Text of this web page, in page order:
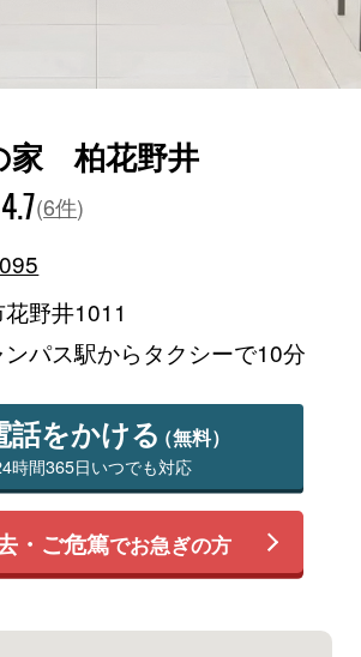
家 柏花野井
4.7(6件)
野井1011
パス駅からタクシーで10分
話をかける（無料）
時間365日いつでも対応
・ご危篤でお急ぎの方